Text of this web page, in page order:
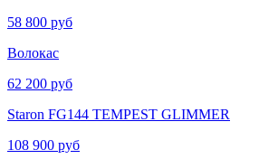
58 800 руб
Волокас
62 200 руб
Staron FG144 TEMPEST GLIMMER
108 900 руб